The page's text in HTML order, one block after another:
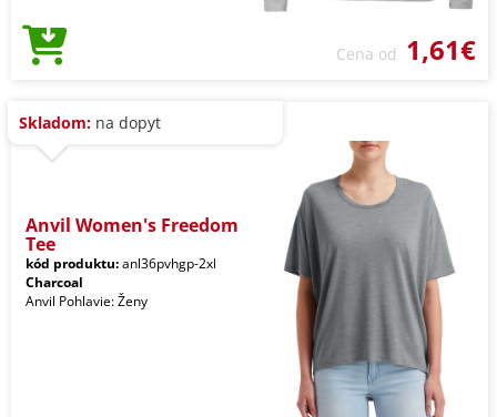
Cena od 1,61€
Skladom: na dopyt
Anvil Women's Freedom
Tee
kód produktu:anl36pvhgp-2xl
Charcoal
Anvil Pohlavie: Ženy